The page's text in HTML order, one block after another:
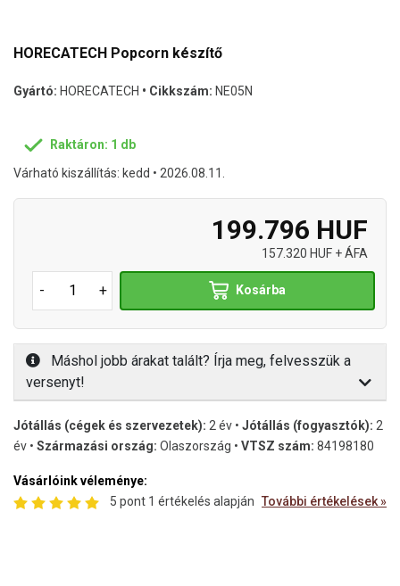
HORECATECH Popcorn készítő
Gyártó: HORECATECH • Cikkszám: NE05N
Raktáron: 1 db
Várható kiszállítás: kedd • 2026.08.11.
199.796 HUF
157.320 HUF + ÁFA
- + Kosárba
Máshol jobb árakat talált? Írja meg, felvesszük a
versenyt!
Jótállás (cégek és szervezetek): 2 év • Jótállás (fogyasztók): 2
év • Származási ország: Olaszország • VTSZ szám: 84198180
Vásárlóink véleménye:
5 pont 1 értékelés alapján További értékelések »